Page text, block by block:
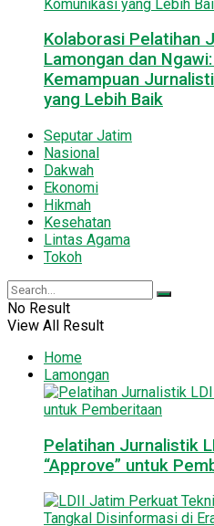
Kolaborasi Pelatihan
Lamongan dan
Kemampuan
yang Lebih Baik
Seputar Jatim
Nasional
Dakwah
Ekonomi
Hikmah
Kesehatan
Lintas Agama
Tokoh
No Result
View All Result
Home
Lamongan
Pelatihan Jurnalistik
“Approve” untuk